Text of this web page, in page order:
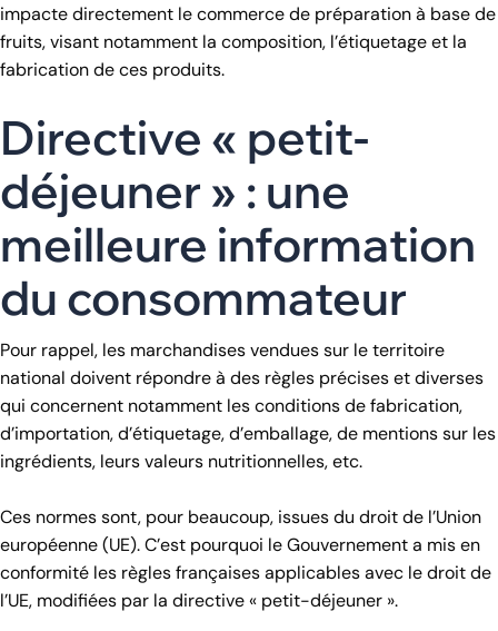
impacte directement le commerce de préparation à base de
fruits, visant notamment la composition, l’étiquetage et la
fabrication de ces produits.
Directive « petit-
déjeuner » : une
meilleure information
du consommateur
Pour rappel, les marchandises vendues sur le territoire
national doivent répondre à des règles précises et diverses
qui concernent notamment les conditions de fabrication,
d’importation, d’étiquetage, d’emballage, de mentions sur les
ingrédients, leurs valeurs nutritionnelles, etc.
Ces normes sont, pour beaucoup, issues du droit de l’Union
européenne (UE). C’est pourquoi le Gouvernement a mis en
conformité les règles françaises applicables avec le droit de
l’UE, modifiées par la directive « petit-déjeuner ».